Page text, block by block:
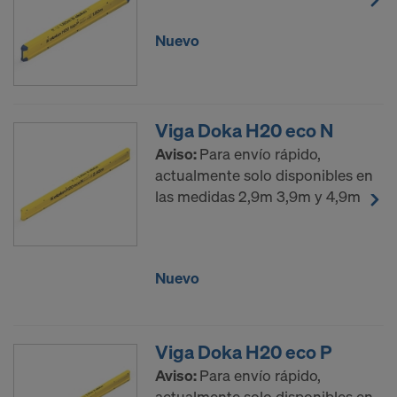
Nuevo
Viga Doka H20 eco N
Aviso:Para envío rápido,
actualmente solo disponibles en
las medidas 2,9m 3,9m y 4,9m
Nuevo
Viga Doka H20 eco P
Aviso:Para envío rápido,